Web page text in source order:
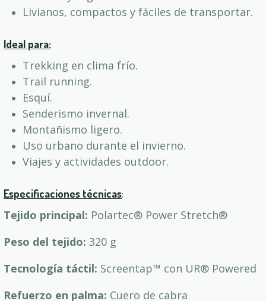
Livianos, compactos y fáciles de transportar.
Ideal para:
Trekking en clima frío.
Trail running.
Esquí.
Senderismo invernal.
Montañismo ligero.
Uso urbano durante el invierno.
Viajes y actividades outdoor.
Especificaciones técnicas:
Tejido principal: Polartec® Power Stretch®
Peso del tejido: 320 g
Tecnología táctil: Screentap™ con UR® Powered
Refuerzo en palma: Cuero de cabra